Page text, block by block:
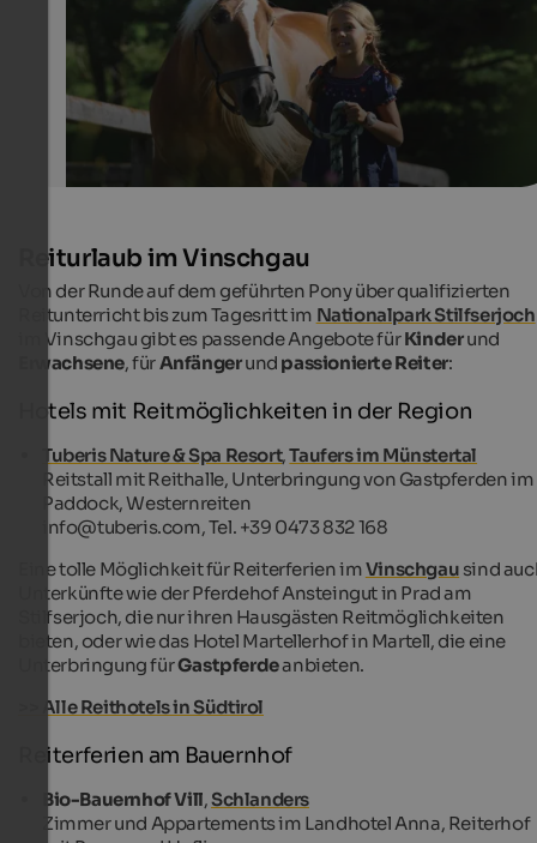
IDM Südtirol/Alessandro Trovati
Reiturlaub im Vinschgau
Von der Runde auf dem geführten Pony über qualifizierten
Reitunterricht bis zum Tagesritt im Nationalpark Stilfserjoch
im Vinschgau gibt es passende Angebote fürKinderund
Erwachsene, fürAnfängerund passionierte Reiter:
Hotels mit Reitmöglichkeiten in der Region
Tuberis Nature & Spa Resort,Taufers im Münstertal
Reitstall mit Reithalle, Unterbringung von Gastpferden im
Paddock, Westernreiten
info@tuberis.com, Tel. +39 0473 832 168
Eine tolle Möglichkeit für Reiterferien imVinschgau sind
Unterkünfte wie der Pferdehof Ansteingut in Prad am
Stilfserjoch, die nur ihren Hausgästen Reitmöglichkeiten
bieten, oder wie das Hotel Martellerhof in Martell, die eine
Unterbringung fürGastpferdeanbieten.
>> Alle Reithotels in Südtirol
Reiterferien am Bauernhof
Bio-Bauernhof Vill,Schlanders
Zimmer und Appartements im Landhotel Anna, Reiterhof